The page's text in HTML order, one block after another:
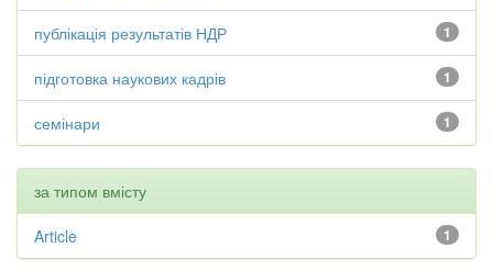
1
публікація результатів НДР
1
підготовка наукових кадрів
1
семінари
за типом вмісту
1
Article